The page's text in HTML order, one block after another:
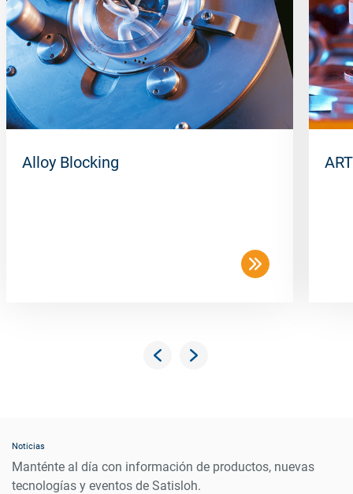
Alloy Blocking
Noticias
Manténte al día con información de productos, nuevas
tecnologías y eventos de Satisloh.